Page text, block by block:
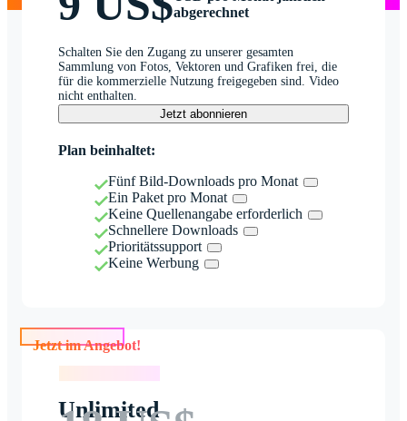
abgerechnet
Schalten Sie den Zugang zu unserer gesamten
Sammlung von Fotos, Vektoren und Grafiken frei, die
für die kommerzielle Nutzung freigegeben sind. Video
nicht enthalten.
Jetzt abonnieren
Plan beinhaltet:
Fünf Bild-Downloads pro Monat
Ein Paket pro Monat
Keine Quellenangabe erforderlich
Schnellere Downloads
Prioritätssupport
Keine Werbung
Jetzt im Angebot!
Unlimited